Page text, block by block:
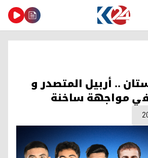
.. أربيل المتصدر و
مواجهة ساخنة